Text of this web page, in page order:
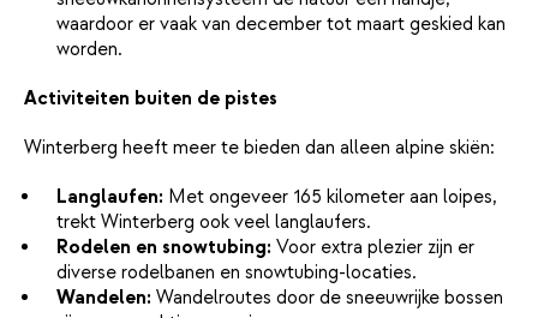
waardoor er vaak van december tot maart geskied kan
worden.
Activiteiten buiten de pistes
Winterberg heeft meer te bieden dan alleen alpine skiën:
Langlaufen: Met ongeveer 165 kilometer aan loipes,
trekt Winterberg ook veel langlaufers.
Rodelen en snowtubing: Voor extra plezier zijn er
diverse rodelbanen en snowtubing-locaties.
Wandelen: Wandelroutes door de sneeuwrijke bossen